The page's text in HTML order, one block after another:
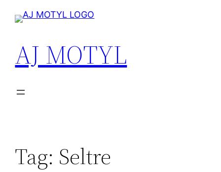
Przejdź
AJ MOTYL
Tag: Seltre